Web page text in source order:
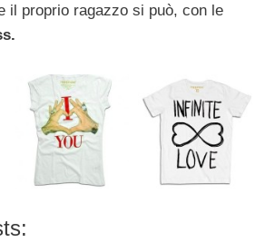
il proprio ragazzo si può, con le